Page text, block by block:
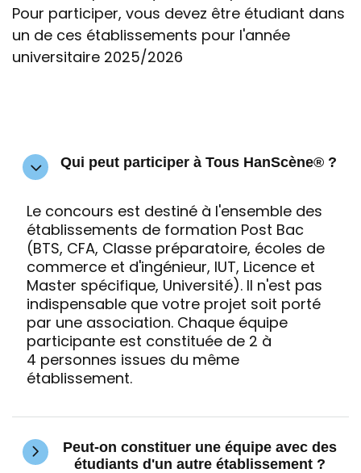
Pour participer, vous devez être étudiant dans
un de ces établissements pour l'année
universitaire 2025/2026
Qui peut participer à Tous HanScène® ?
Le concours est destiné à l'ensemble des
établissements de formation Post Bac
(BTS, CFA, Classe préparatoire, écoles de
commerce et d'ingénieur, IUT, Licence et
Master spécifique, Université). Il n'est pas
indispensable que votre projet soit porté
par une association. Chaque équipe
participante est constituée de 2 à
4 personnes issues du même
établissement.
Peut-on constituer une équipe avec des
étudiants d'un autre établissement ?